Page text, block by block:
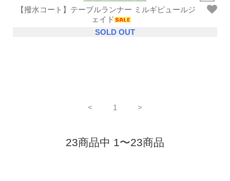
【撥水コート】テーブルランナー ミルギピュールジ
ェイド
SOLD OUT
< 1 >
23商品中 1〜23商品